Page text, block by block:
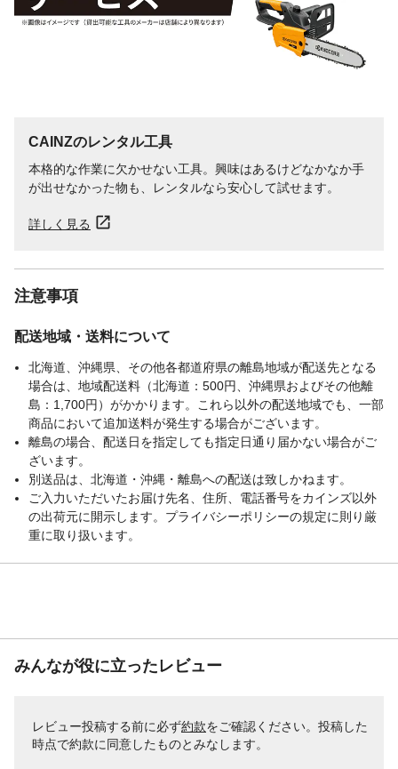
CAINZのレンタル工具
本格的な作業に欠かせない工具。興味はあるけどなかなか手
が出せなかった物も、レンタルなら安心して試せます。
詳しく見る
注意事項
配送地域・送料について
北海道、沖縄県、その他各都道府県の離島地域が配送先となる
場合は、地域配送料（北海道：500円、沖縄県およびその他離
島：1,700円）がかかります。これら以外の配送地域でも、一部
商品において追加送料が発生する場合がございます。
離島の場合、配送日を指定しても指定日通り届かない場合がご
ざいます。
別送品は、北海道・沖縄・離島への配送は致しかねます。
ご入力いただいたお届け先名、住所、電話番号をカインズ以外
の出荷元に開示します。プライバシーポリシーの規定に則り厳
重に取り扱います。
みんなが役に立ったレビュー
レビュー投稿する前に必ず約款をご確認ください。投稿した
時点で約款に同意したものとみなします。